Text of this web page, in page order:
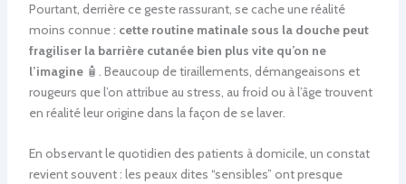
Pourtant, derrière ce geste rassurant, se cache une réalité
moins connue : cette routine matinale sous la douche peut
fragiliser la barrière cutanée bien plus vite qu’on ne
l’imagine🧴. Beaucoup de tiraillements, démangeaisons et
rougeurs que l’on attribue au stress, au froid ou à l’âge trouvent
en réalité leur origine dans la façon de se laver.
En observant le quotidien des patients à domicile, un constat
revient souvent : les peaux dites “sensibles” ont presque